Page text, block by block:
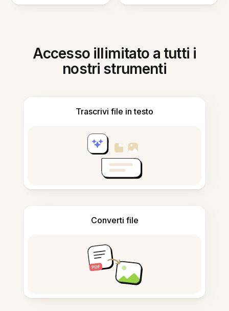
Accesso illimitato a tutti i
nostri strumenti
Trascrivi file in testo
Converti file